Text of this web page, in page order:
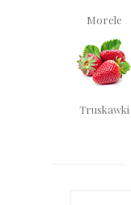
Morele
Truskawki